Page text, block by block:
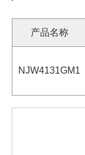
产品名称
NJW4131GM1